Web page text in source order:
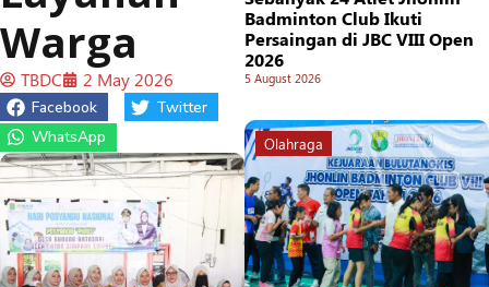
Warga
TBDC 2 May 2026
Facebook
Twitter
WhatsApp
Badminton Club Ikuti
Persaingan di JBC VIII Open
2026
5 August 2026
Olahraga